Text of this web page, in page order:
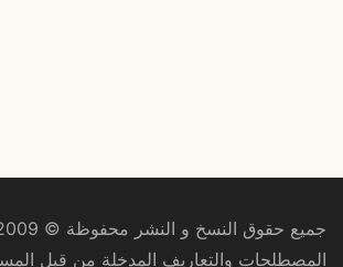
جميع حقوق النسخ و النشر محفوظة © 2009–2026
المصطلحات والتعاريف المدخلة من قبل